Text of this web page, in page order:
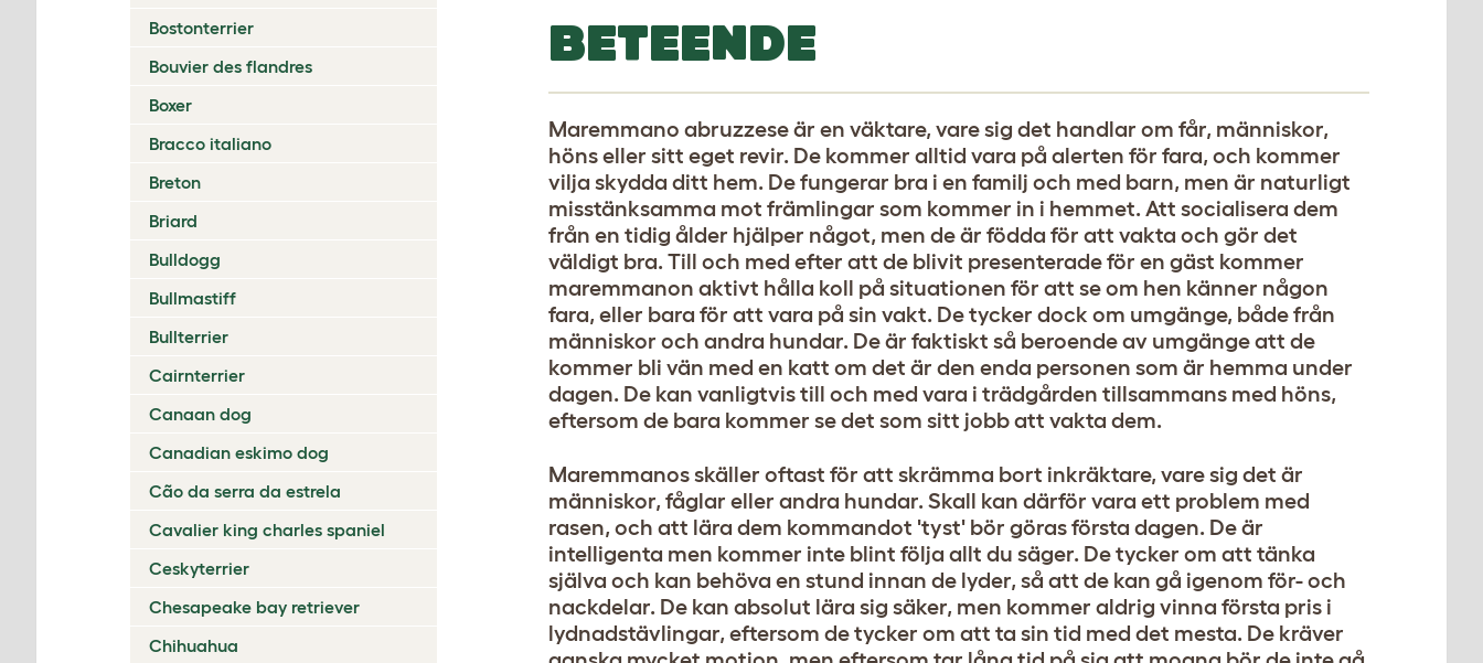
Bostonterrier
Bouvier des flandres
Boxer
Bracco italiano
Breton
Briard
Bulldogg
Bullmastiff
Bullterrier
Cairnterrier
Canaan dog
Canadian eskimo dog
Cão da serra da estrela
Cavalier king charles spaniel
Ceskyterrier
Chesapeake bay retriever
Chihuahua
BETEENDE
Maremmano abruzzese är en väktare, vare sig det handlar om får, människor,
höns eller sitt eget revir. De kommer alltid vara på alerten för fara, och kommer
vilja skydda ditt hem. De fungerar bra i en familj och med barn, men är naturligt
misstänksamma mot främlingar som kommer in i hemmet. Att socialisera dem
från en tidig ålder hjälper något, men de är födda för att vakta och gör det
väldigt bra. Till och med efter att de blivit presenterade för en gäst kommer
maremmanon aktivt hålla koll på situationen för att se om hen känner någon
fara, eller bara för att vara på sin vakt. De tycker dock om umgänge, både från
människor och andra hundar. De är faktiskt så beroende av umgänge att de
kommer bli vän med en katt om det är den enda personen som är hemma under
dagen. De kan vanligtvis till och med vara i trädgården tillsammans med höns,
eftersom de bara kommer se det som sitt jobb att vakta dem.
Maremmanos skäller oftast för att skrämma bort inkräktare, vare sig det är
människor, fåglar eller andra hundar. Skall kan därför vara ett problem med
rasen, och att lära dem kommandot 'tyst' bör göras första dagen. De är
intelligenta men kommer inte blint följa allt du säger. De tycker om att tänka
själva och kan behöva en stund innan de lyder, så att de kan gå igenom för- och
nackdelar. De kan absolut lära sig säker, men kommer aldrig vinna första pris i
lydnadstävlingar, eftersom de tycker om att ta sin tid med det mesta. De kräver